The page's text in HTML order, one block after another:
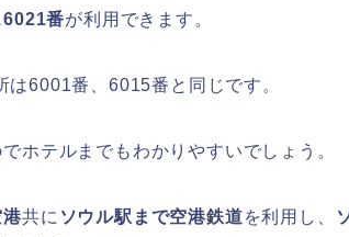
番が利用できます。
6001番、6015番と同じです。
ホテルまでもわかりやすいでしょう。
港共に ソウル駅まで空港鉄道を利用し、